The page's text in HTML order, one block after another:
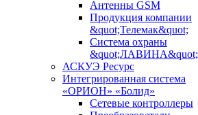
Антенны GSM
Продукция компании
&quot;Телемак&quot;
Система охраны
&quot;ЛАВИНА&quot;
АСКУЭ Ресурс
Интегрированная система
«ОРИОН» «Болид»
Сетевые контроллеры